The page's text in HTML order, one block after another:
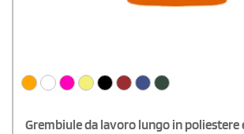
Grembiule da lavoro lungo in poliestere